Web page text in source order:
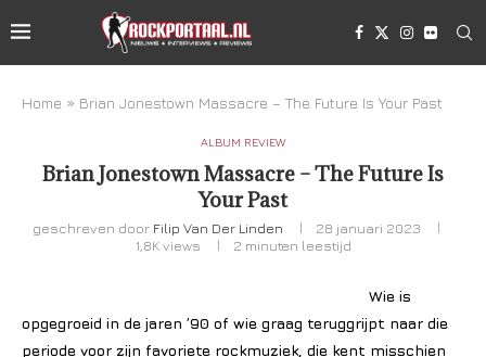
Home » Brian Jonestown Massacre – The Future Is Your Past
ALBUM REVIEW
Brian Jonestown Massacre – The Future Is
Your Past
geschreven door Filip Van Der Linden
28 januari 2023
1,8K views 2 minuten leestijd
Wie is
opgegroeid in de jaren ’90 of wie graag teruggrijpt naar die
periode voor zijn favoriete rockmuziek, die kent misschien